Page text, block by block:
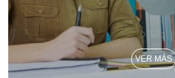
VER MÁS